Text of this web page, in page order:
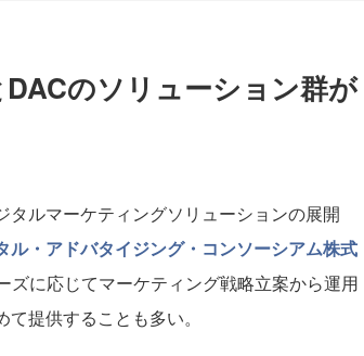
のソリューション群が
ルマーケティングソリューションの展開
ル・アドバタイジング・コンソーシアム株式
ズに応じてマーケティング戦略立案から運用
提供することも多い。